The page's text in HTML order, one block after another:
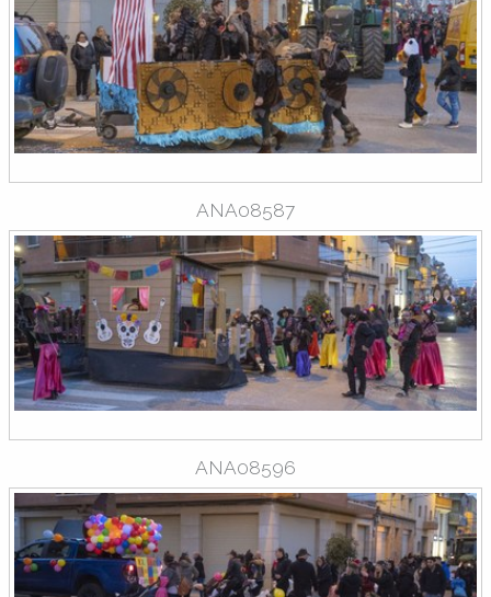
ANA08587
ANA08596